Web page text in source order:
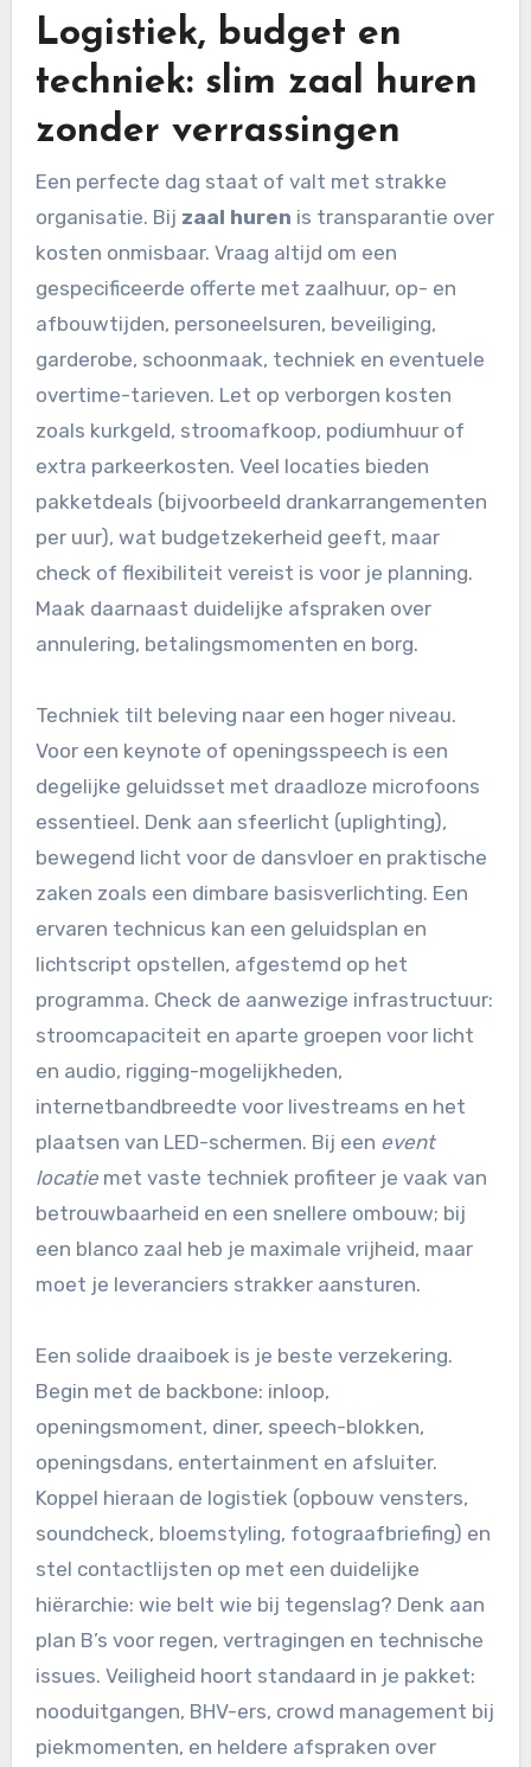
Logistiek, budget en
techniek: slim zaal huren
zonder verrassingen
Een perfecte dag staat of valt met strakke
organisatie. Bij zaal huren is transparantie over
kosten onmisbaar. Vraag altijd om een
gespecificeerde offerte met zaalhuur, op- en
afbouwtijden, personeelsuren, beveiliging,
garderobe, schoonmaak, techniek en eventuele
overtime-tarieven. Let op verborgen kosten
zoals kurkgeld, stroomafkoop, podiumhuur of
extra parkeerkosten. Veel locaties bieden
pakketdeals (bijvoorbeeld drankarrangementen
per uur), wat budgetzekerheid geeft, maar
check of flexibiliteit vereist is voor je planning.
Maak daarnaast duidelijke afspraken over
annulering, betalingsmomenten en borg.
Techniek tilt beleving naar een hoger niveau.
Voor een keynote of openingsspeech is een
degelijke geluidsset met draadloze microfoons
essentieel. Denk aan sfeerlicht (uplighting),
bewegend licht voor de dansvloer en praktische
zaken zoals een dimbare basisverlichting. Een
ervaren technicus kan een geluidsplan en
lichtscript opstellen, afgestemd op het
programma. Check de aanwezige infrastructuur:
stroomcapaciteit en aparte groepen voor licht
en audio, rigging-mogelijkheden,
internetbandbreedte voor livestreams en het
plaatsen van LED-schermen. Bij een event
locatiemet vaste techniek profiteer je vaak van
betrouwbaarheid en een snellere ombouw; bij
een blanco zaal heb je maximale vrijheid, maar
moet je leveranciers strakker aansturen.
Een solide draaiboek is je beste verzekering.
Begin met de backbone: inloop,
openingsmoment, diner, speech-blokken,
openingsdans, entertainment en afsluiter.
Koppel hieraan de logistiek (opbouw vensters,
soundcheck, bloemstyling, fotograafbriefing) en
stel contactlijsten op met een duidelijke
hiërarchie: wie belt wie bij tegenslag? Denk aan
plan B’s voor regen, vertragingen en technische
issues. Veiligheid hoort standaard in je pakket:
nooduitgangen, BHV-ers, crowd management bij
piekmomenten, en heldere afspraken over